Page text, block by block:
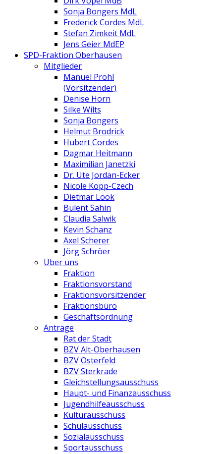
Sonja Bongers MdL
Frederick Cordes MdL
Stefan Zimkeit MdL
Jens Geier MdEP
SPD-Fraktion Oberhausen
Mitglieder
Manuel Prohl
(Vorsitzender)
Denise Horn
Silke Wilts
Sonja Bongers
Helmut Brodrick
Hubert Cordes
Dagmar Heitmann
Maximilian Janetzki
Dr. Ute Jordan-Ecker
Nicole Kopp-Czech
Dietmar Look
Bülent Sahin
Claudia Salwik
Kevin Schanz
Axel Scherer
Jörg Schröer
Über uns
Fraktion
Fraktionsvorstand
Fraktionsvorsitzender
Fraktionsbüro
Geschäftsordnung
Anträge
Rat der Stadt
BZV Alt-Oberhausen
BZV Osterfeld
BZV Sterkrade
Gleichstellungsausschuss
Haupt- und Finanzausschuss
Jugendhilfeausschuss
Kulturausschuss
Schulausschuss
Sozialausschuss
Sportausschuss